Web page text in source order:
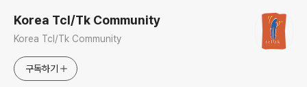
Korea Tcl/Tk Community
Korea Tcl/Tk Community
구독하기